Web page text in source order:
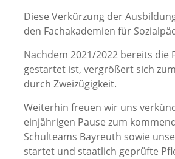
Diese Verkürzung der
den Fachakademien für
Nachdem 2021/2022 bereits die
gestartet ist, vergrößert sich
durch Zweizügigkeit.
Weiterhin freuen wir uns
einjährigen Pause zum
Schulteams Bayreuth sowie
startet und staatlich geprüfte